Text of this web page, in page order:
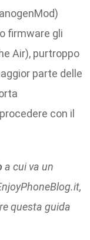
firmware gli
Air), purtroppo
parte delle
con il
a cui va un
questa guida